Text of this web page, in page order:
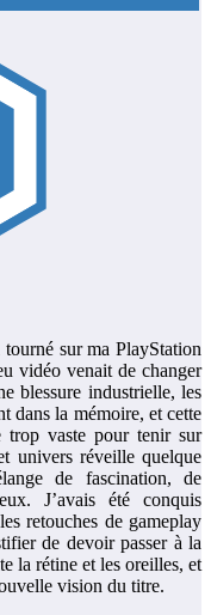
sur ma PlayStation
vidéo venait de changer
blessure industrielle, les
dans la mémoire, et cette
trop vaste pour tenir sur
univers réveille quelque
de fascination, de
J’avais été conquis
retouches de gameplay
de devoir passer à la
la rétine et les oreilles, et
vision du titre.